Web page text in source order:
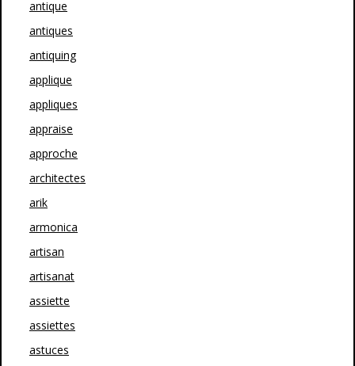
antique
antiques
antiquing
applique
appliques
appraise
approche
architectes
arik
armonica
artisan
artisanat
assiette
assiettes
astuces